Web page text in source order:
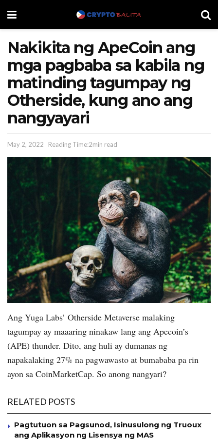
Nakikita ng ApeCoin ang
mga pagbaba sa kabila ng
matinding tagumpay ng
Otherside, kung ano ang
nangyayari
May 2, 2022 Reading Time:2min read
Ang Yuga Labs’ Otherside Metaverse malaking
tagumpay ay maaaring ninakaw lang ang Apecoin’s
(APE) thunder. Dito, ang huli ay dumanas ng
napakalaking 27% na pagwawasto at bumababa pa rin
ayon sa CoinMarketCap. So anong nangyari?
RELATED POSTS
Pagtutuon sa Pagsunod, Isinusulong ng Truoux
ang Aplikasyon ng Lisensya ng MAS